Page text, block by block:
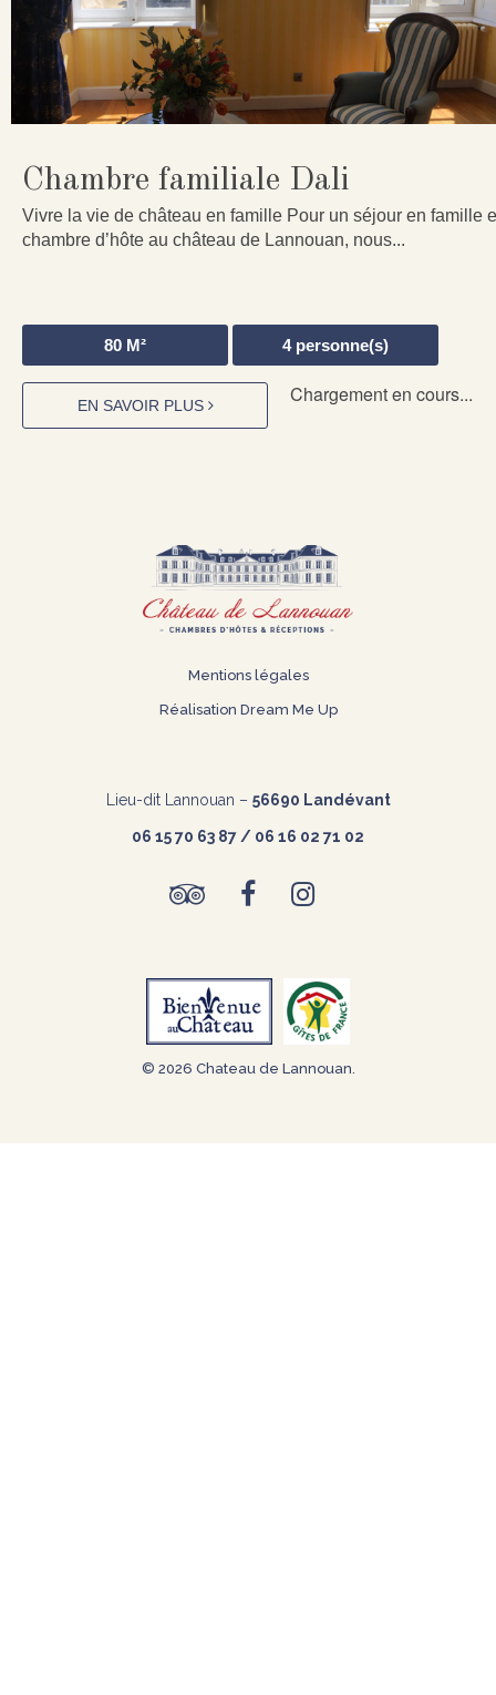
Chambre familiale Dali
Vivre la vie de château en famille Pour un séjour en famille
chambre d’hôte au château de Lannouan, nous...
80 M² 4 personne(s)
EN SAVOIR PLUS Chargement en cours...
Mentions légales
Réalisation Dream Me Up
Lieu-dit Lannouan – 56690 Landévant
06 15 70 63 87 / 06 16 02 71 02
© 2026 Chateau de Lannouan.